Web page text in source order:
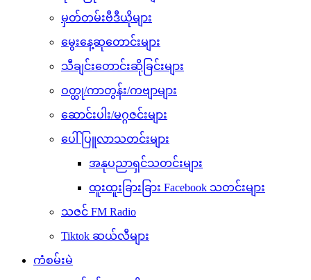
မှတ်တမ်းဗီဒီယိုများ
မွေးနေ့ဆုတောင်းများ
သီချင်းတောင်းဆိုခြင်းများ
ဝတ္ထု/ကာတွန်း/ကဗျာများ
ဆောင်းပါး/မဂ္ဂဇင်းများ
ပေါ်ပြူလာသတင်းများ
အနုပညာရှင်သတင်းများ
ထူးထူးခြားခြား Facebook သတင်းများ
သဇင် FM Radio
Tiktok ဆယ်လီများ
ကံစမ်းမဲ